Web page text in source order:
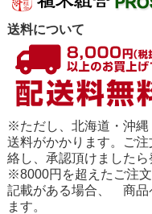
送料について
※ただし、北海道・沖縄
送料がかかります。ご
絡し、承認頂けましたら
※8000円を超えたご注
記載がある場合、 商品
ます。